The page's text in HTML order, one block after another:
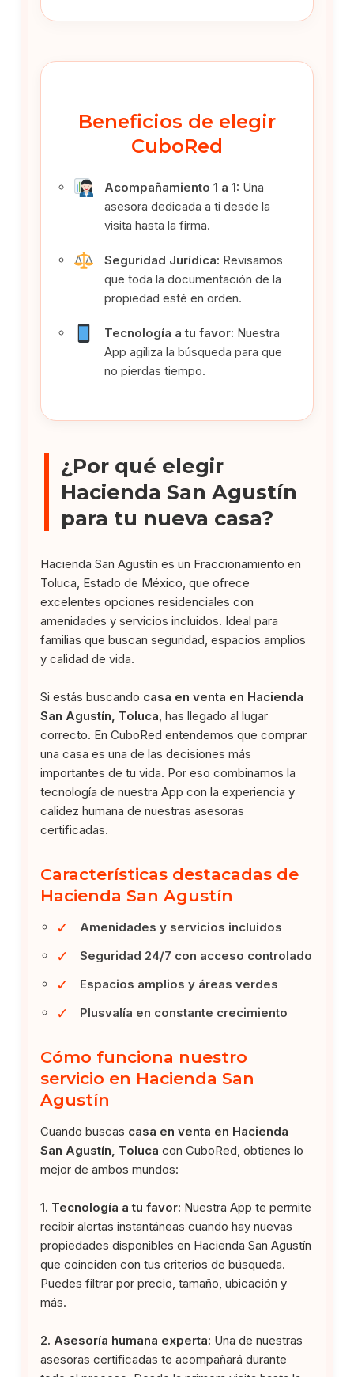
Beneficios de elegir
CuboRed
Acompañamiento 1 a 1: Una
asesora dedicada a ti desde la
visita hasta la firma.
Seguridad Jurídica: Revisamos
que toda la documentación de la
propiedad esté en orden.
Tecnología a tu favor: Nuestra
App agiliza la búsqueda para que
no pierdas tiempo.
¿Por qué elegir
Hacienda San Agustín
para tu nueva casa?
Hacienda San Agustín es un Fraccionamiento en
Toluca, Estado de México, que ofrece
excelentes opciones residenciales con
amenidades y servicios incluidos. Ideal para
familias que buscan seguridad, espacios amplios
y calidad de vida.
Si estás buscando casa en venta en Hacienda
San Agustín, Toluca , has llegado al lugar
correcto. En CuboRed entendemos que comprar
una casa es una de las decisiones más
importantes de tu vida. Por eso combinamos la
tecnología de nuestra App con la experiencia y
calidez humana de nuestras asesoras
certificadas.
Características destacadas de
Hacienda San Agustín
✓ Amenidades y servicios incluidos
✓ Seguridad 24/7 con acceso controlado
✓ Espacios amplios y áreas verdes
✓ Plusvalía en constante crecimiento
Cómo funciona nuestro
servicio en Hacienda San
Agustín
Cuando buscas casa en venta en Hacienda
San Agustín, Toluca con CuboRed, obtienes lo
mejor de ambos mundos:
1. Tecnología a tu favor: Nuestra App te permite
recibir alertas instantáneas cuando hay nuevas
propiedades disponibles en Hacienda San Agustín
que coinciden con tus criterios de búsqueda.
Puedes filtrar por precio, tamaño, ubicación y
más.
2. Asesoría humana experta: Una de nuestras
asesoras certificadas te acompañará durante